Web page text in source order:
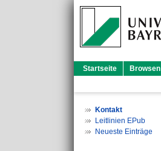
Startseite Browsen
Kontakt
Leitlinien EPub
Neueste Einträge